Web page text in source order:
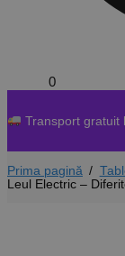
0
Transport gratuit
Prima pagină /
Leul Electric –